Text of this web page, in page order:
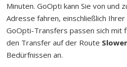
Minuten. GoOpti kann Sie von und
Adresse fahren, einschließlich
GoOpti-Transfers passen sich mit
den Transfer auf der Route
Bedürfnissen an.